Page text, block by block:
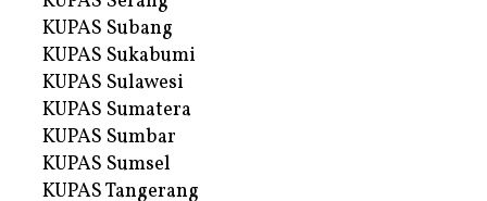
KUPAS Subang
KUPAS Sukabumi
KUPAS Sulawesi
KUPAS Sumatera
KUPAS Sumbar
KUPAS Sumsel
KUPAS Tangerang